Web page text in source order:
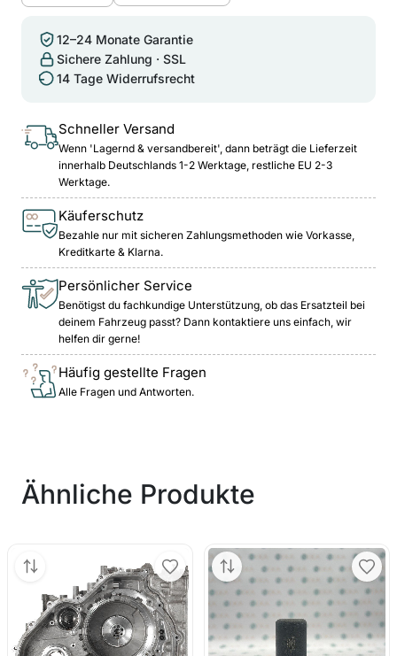
12–24 Monate Garantie
Sichere Zahlung · SSL
14 Tage Widerrufsrecht
Schneller Versand
Wenn 'Lagernd & versandbereit', dann beträgt die Lieferzeit
innerhalb Deutschlands 1-2 Werktage, restliche EU 2-3
Werktage.
Käuferschutz
Bezahle nur mit sicheren Zahlungsmethoden wie Vorkasse,
Kreditkarte & Klarna.
Persönlicher Service
Benötigst du fachkundige Unterstützung, ob das Ersatzteil bei
deinem Fahrzeug passt? Dann kontaktiere uns einfach, wir
helfen dir gerne!
Häufig gestellte Fragen
Alle Fragen und Antworten.
Ähnliche Produkte